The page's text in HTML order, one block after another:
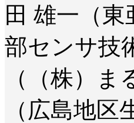
田 雄一（
部センサ技
（（株）
（広島地